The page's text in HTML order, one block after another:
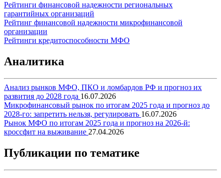
Рейтинги финансовой надежности региональных
гарантийных организаций
Рейтинг финансовой надежности микрофинансовой
организации
Рейтинги кредитоспособности МФО
Аналитика
Анализ рынков МФО, ПКО и ломбардов РФ и прогноз их
развития до 2028 года 16.07.2026
Микрофинансовый рынок по итогам 2025 года и прогноз до
2028-го: запретить нельзя, регулировать 16.07.2026
Рынок МФО по итогам 2025 года и прогноз на 2026-й:
кроссфит на выживание 27.04.2026
Публикации по тематике